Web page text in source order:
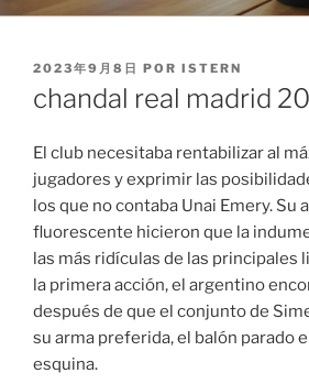
PUBLICADO
EL
2023年9月8日 POR ISTERN
chandal real madrid
El club necesitaba rentabilizar al
jugadores y exprimir las
los que no contaba Unai Emery. Su
fluorescente hicieron que la
las más ridículas de las principales
la primera acción, el argentino
después de que el conjunto de
su arma preferida, el balón parado
esquina.